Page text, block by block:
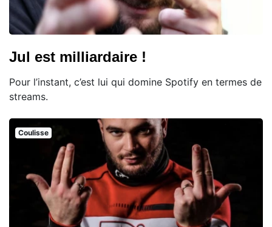
Jul est milliardaire !
Pour l’instant, c’est lui qui domine Spotify en termes de
streams.
Coulisse